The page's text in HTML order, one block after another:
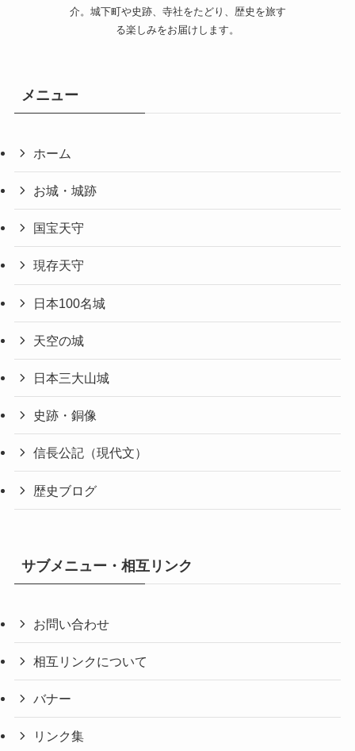
介。城下町や史跡、寺社をたどり、歴史を旅す
る楽しみをお届けします。
メニュー
ホーム
お城・城跡
国宝天守
現存天守
日本100名城
天空の城
日本三大山城
史跡・銅像
信長公記（現代文）
歴史ブログ
サブメニュー・相互リンク
お問い合わせ
相互リンクについて
バナー
リンク集